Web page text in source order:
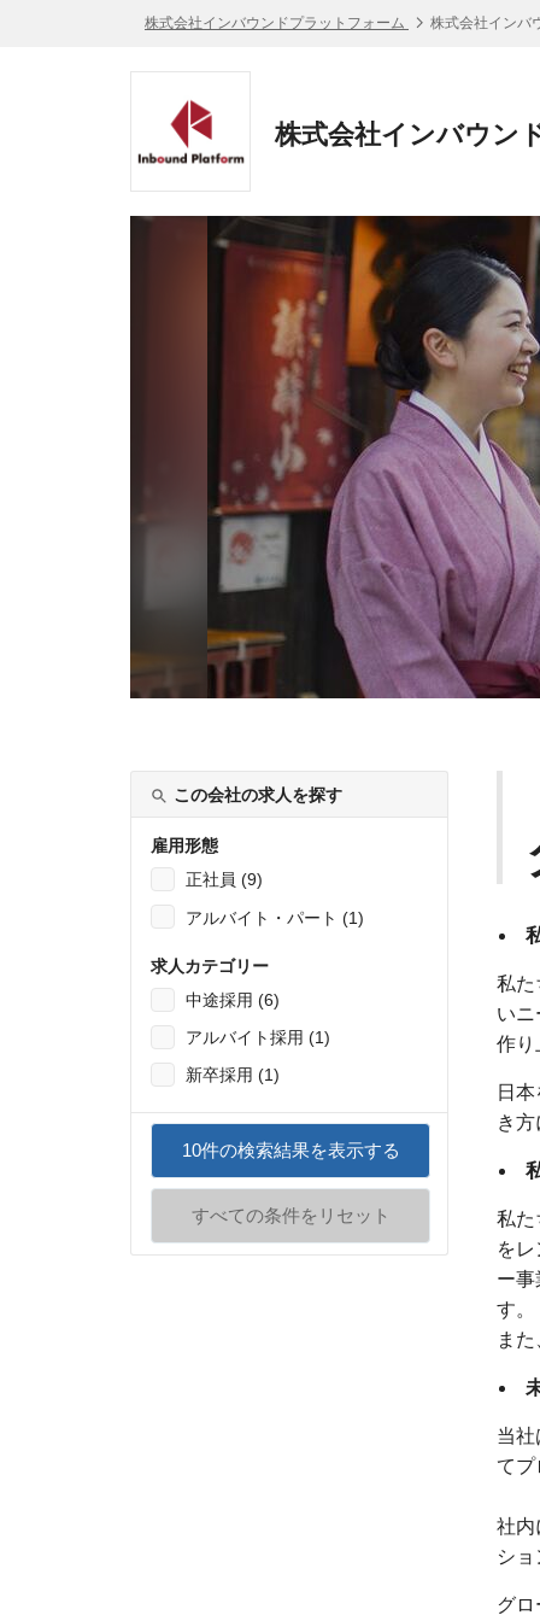
株式会社インバウンドプラットフォーム 株式会社インバ
株式会社インバウン
この会社の求人を探す
雇用形態
正社員 (9)
アルバイト・パート (1)
求人カテゴリー
中途採用 (6)
アルバイト採用 (1)
新卒採用 (1)
10件の検索結果を表示する
すべての条件をリセット
私た
い
作り
日
き
私た
を
ー
す。
ま
当
て
社内
シ
グ